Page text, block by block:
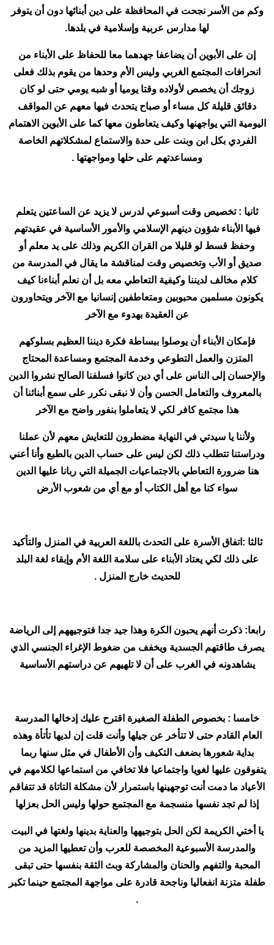
وكم من الأسر نجحت في المحافظة على دين أبنائها دون أن يتوفر
لها مدارس عربية وإسلامية في بلدها.
إن على الأبوين أن يضاعفا جهدهما معا للحفاظ على الأبناء من
انحرافات المجتمع الغربي وليس الأم وحدها من يقوم بذلك فعلى
زوجك أن يخصص لأولاده وقتا يوميا أو شبه يومي حتى لو كان
دقائق قليلة كل مساء أو صباح يتحدث فيها معهم عن المواقف
اليومية التي يواجهنها وكيف يتعاطون معها كما على الأبوين الاهتمام
الفردي بكل ابن وبنت على حدة والاستماع لمشكلاتهم الخاصة
ومساعدتهم على حلها ومواجهتها .
ثانيا : تخصيص وقت أسبوعي لدرس لا يزيد عن الساعتين يتعلم
فيها الأبناء شؤون دينهم الإسلامي والأمور الأساسية في عقيدتهم
وحفظ قسط لو قليلا من القران الكريم وذلك على يد معلم أو
صديق أو الأب وتخصيص وقت لمناقشة ما يقال في المدرسة من
كلام مخالف لديننا وكيفية التعاطي معه بل أن نعلم أبناءنا كيف
يكونون مسلمين محبوبين ومتعاطفين إنسانيا مع الآخر ويتحاورون
عن العقيدة بهدوء مع الآخر
فإمكان الأبناء أن يوصلوا ببساطة فكرة ديننا العظيم بسلوكهم
المتزن والعمل التطوعي وخدمة المجتمع ومساعدة المحتاج
والإحسان إلى الناس على أي دين كانوا فسلفنا الصالح نشروا الدين
بالمعروف والتعامل الحسن وأن لا نبقى نكرر على سمع أبنائنا أن
هذا مجتمع كافر لكي لا يتعاملوا بنفور واضح مع الآخر
ولأننا يا سيدتي في النهاية مضطرون للتعايش معهم لأن عملنا
ودراستنا تتطلب ذلك لكن ليس على حساب الدين بالطبع وأنا أعني
هنا ضرورة التعاطي بالاجتماعيات الجميلة التي ربانا عليها الدين
سواء كنا مع أهل الكتاب أو مع أي من شعوب الأرض
ثالثا :اتفاق الأسرة على التحدث باللغة العربية في المنزل والتأكيد
على ذلك لكي يعتاد الأبناء على سلامة اللغة الأم وإبقاء لغة البلد
للحديث خارج المنزل .
رابعا: ذكرت أنهم يحبون الكرة وهذا جيد جدا فتوجيههم إلى الرياضة
يصرف طاقتهم الجسدية ويخفف من ضغوط الإغراء الجنسي الذي
يشاهدونه في الغرب على أن لا تلهيهم عن دراستهم الأساسية
خامسا : بخصوص الطفلة الصغيرة اقترح عليك إدخالها المدرسة
العام القادم حتى لا تتأخر عن جيلها وأنت قلت إن لديها تأتأة وهذه
بداية شعورها بضعف التكيف وأن الأطفال في مثل سنها ربما
يتفوقون عليها لغويا واجتماعيا فلا تخافي من استماعها لكلامهم في
الأعياد ما دمت أنت توجهينها باستمرار لأن مشكلة التاتاة قد تتفاقم
إذا لم تجد نفسها منسجمة مع المجتمع حولها وليس الحل بعزلها
يا أختي الكريمة لكن الحل بتوجيهها والعناية بدينها ولغتها في البيت
والمدرسة الأسبوعية المخصصة للعرب وأن تعطيها المزيد من
المحبة والتفهم والحنان والمشاركة وبث الثقة بنفسها حتى تبقى
طفلة متزنة انفعاليا وناجحة قادرة على مواجهة المجتمع حينما تكبر
.